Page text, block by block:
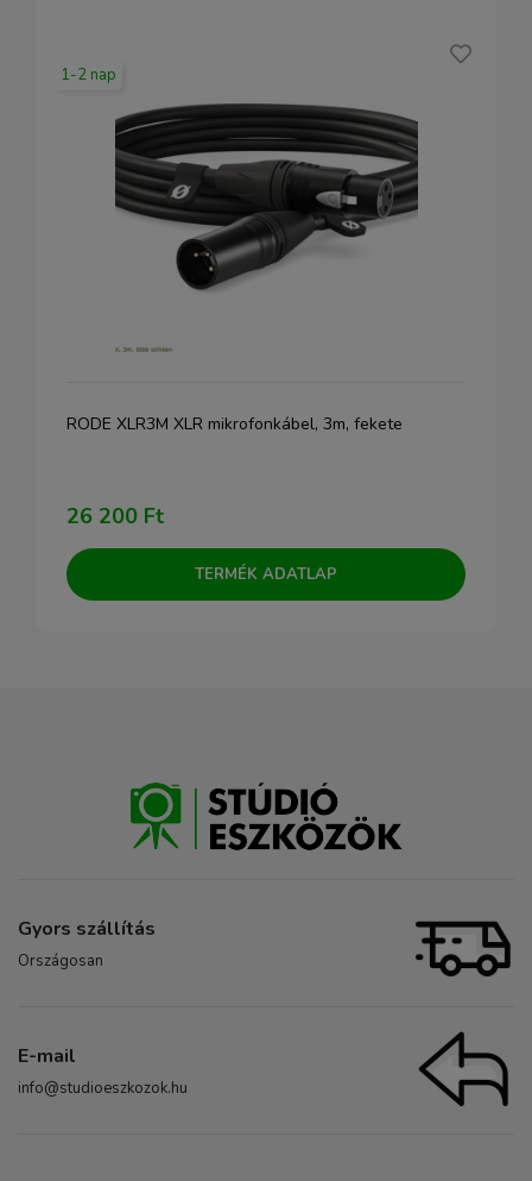
1-2 nap
RODE XLR3M XLR mikrofonkábel, 3m, fekete
26 200 Ft
TERMÉK ADATLAP
Gyors szállítás
Országosan
E-mail
info@studioeszkozok.hu